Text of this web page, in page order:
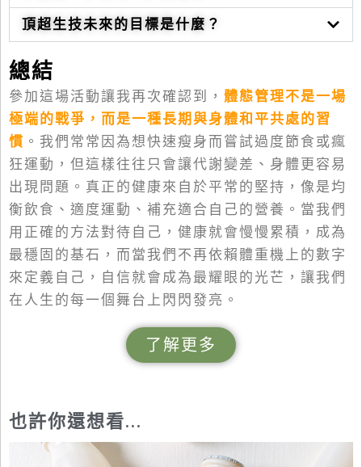
頂超生技未來的目標是什麼？
總結
參加這場活動讓我再次確認到， 體態管理不是一場
極端的戰爭，而是一種長期與身體和平共處的習
慣 。我們常常因為想快速瘦身 而嘗試過度節食或瘋
狂運動，但這樣往往只會讓代謝變差、身體更容易
出現問題。真正的健康來自於平常的堅持，像是均
衡飲食、適度運動、補充適合自己的營養。當我們
用正確的方法對待自己，健康就會慢慢累積，成為
最穩固的基石，而當我們不再依賴體重機上的數字
來定義自己，自信就會成為最耀眼的光芒，讓我們
在人生的每一個舞台上閃閃發亮。
了解更多
也許你還想看...